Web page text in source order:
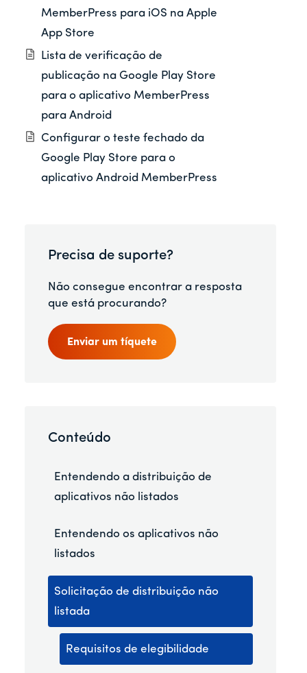
MemberPress para iOS na Apple
App Store
Lista de verificação de
publicação na Google Play Store
para o aplicativo MemberPress
para Android
Configurar o teste fechado da
Google Play Store para o
aplicativo Android MemberPress
Precisa de suporte?
Não consegue encontrar a resposta
que está procurando?
Enviar um tíquete
Conteúdo
Entendendo a distribuição de
aplicativos não listados
Entendendo os aplicativos não
listados
Solicitação de distribuição não
listada
Requisitos de elegibilidade